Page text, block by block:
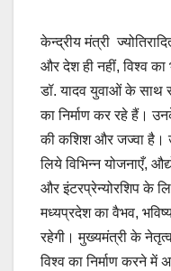
केन्द्रीय मंत्री
और देश ही नहीं, विश्व का
डॉ. यादव युवाओं के साथ
का निर्माण कर रहे हैं।
की कशिश और जज्वा है।
लिये विभिन्न योजनाएँ,
और इंटरप्रेन्योरशिप के
मध्यप्रदेश का वैभव,
रहेगी। मुख्यमंत्री के
विश्व का निर्माण करने में